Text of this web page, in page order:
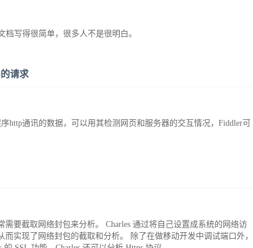
档写得很简单，很多人不是很明白。
请求
http通讯的数据，可以用其检测网页和服务器的交互情况，Fiddler可
要截取网络封包来分析。 Charles 通过将自己设置成系统的网络访
实现了网络封包的截取和分析。 除了在做移动开发中调试端口外，